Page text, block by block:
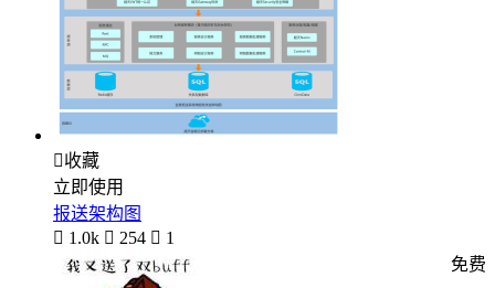
收藏
立即使用
报送架构图
 1.0k  254  1
免费